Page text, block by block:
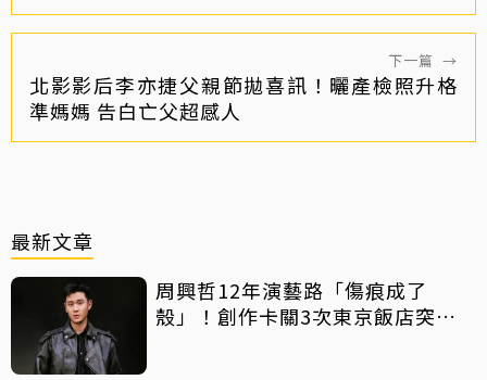
下一篇 →
北影影后李亦捷父親節拋喜訊！曬產檢照升格
準媽媽 告白亡父超感人
最新文章
周興哲12年演藝路「傷痕成了
殼」！創作卡關3次東京飯店突找